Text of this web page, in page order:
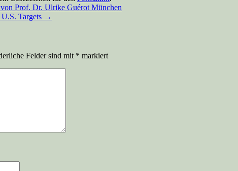
Prof. Dr. Ulrike Guérot München
Targets →
Felder sind mit * markiert